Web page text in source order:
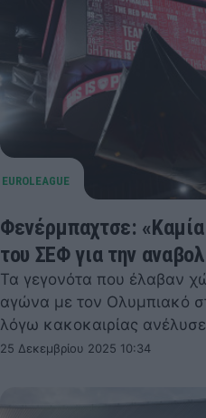
Φενέρμπαχτσε:
του ΣΕΦ για την
Τα γεγονότα που έλαβαν
αγώνα με τον Ολυμπιακό
λόγω κακοκαιρίας
25 Δεκεμβρίου 2025 10:34